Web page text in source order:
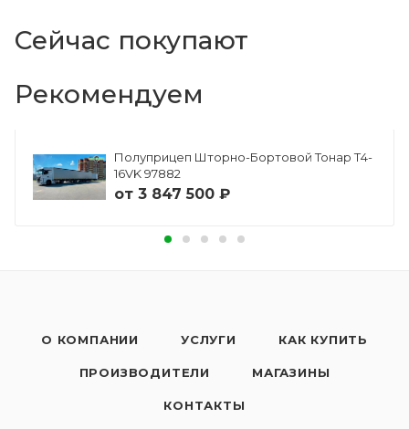
Сейчас покупают
Рекомендуем
Полуприцеп Шторно-Бортовой Тонар Т4-
16VK 97882
от 3 847 500 ₽
О КОМПАНИИ УСЛУГИ КАК КУПИТЬ
ПРОИЗВОДИТЕЛИ МАГАЗИНЫ
КОНТАКТЫ